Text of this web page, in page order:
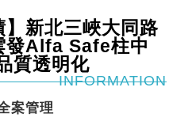
】新北三峽大同路
發Alfa Safe柱中
質透明化
INFORMATION
案管理